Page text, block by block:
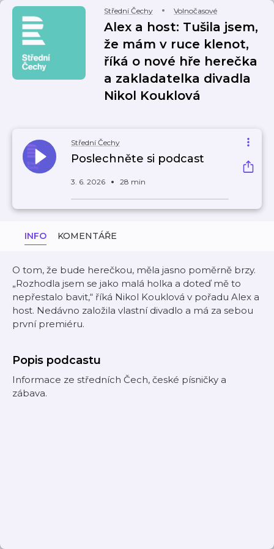
Střední Čechy Volnočasové
Alex a host: Tušila jsem,
že mám v ruce klenot,
říká o nové hře herečka
a zakladatelka divadla
Nikol Kouklová
Střední Čechy
Poslechněte si podcast
3. 6. 2026 28 min
INFO KOMENTÁŘE
O tom, že bude herečkou, měla jasno poměrně brzy.
„Rozhodla jsem se jako malá holka a doteď mě to
nepřestalo bavit,“ říká Nikol Kouklová v pořadu Alex a
host. Nedávno založila vlastní divadlo a má za sebou
první premiéru.
Popis podcastu
Informace ze středních Čech, české písničky a
zábava.